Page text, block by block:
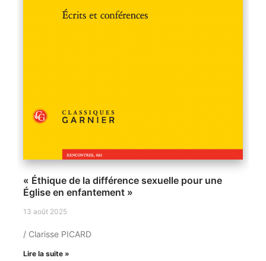
« Éthique de la différence sexuelle pour une
Église en enfantement »
13 août 2025
/ Clarisse PICARD
Lire la suite »